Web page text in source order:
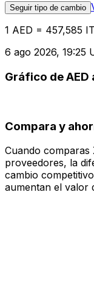
Seguir tipo de cambio
1 AED = 457,585
6 ago 2026, 19:25
Gráfico de AED
Compara y
Cuando
proveedores, la
cambio
aumentan el valor